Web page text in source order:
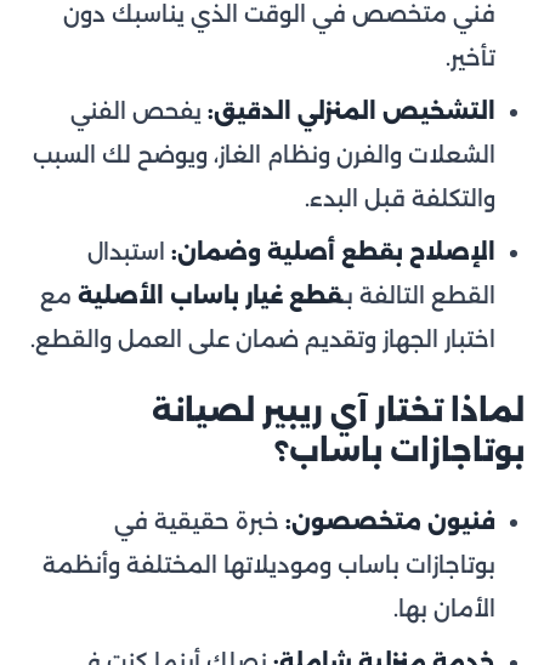
فني متخصص في الوقت الذي يناسبك دون
تأخير.
التشخيص المنزلي الدقيق: يفحص الفني
الشعلات والفرن ونظام الغاز، ويوضح لك السبب
والتكلفة قبل البدء.
الإصلاح بقطع أصلية وضمان: استبدال
القطع التالفة بـقطع غيار باساب الأصلية مع
اختبار الجهاز وتقديم ضمان على العمل والقطع.
لماذا تختار آي ريبير لصيانة
بوتاجازات باساب؟
فنيون متخصصون: خبرة حقيقية في
بوتاجازات باساب وموديلاتها المختلفة وأنظمة
الأمان بها.